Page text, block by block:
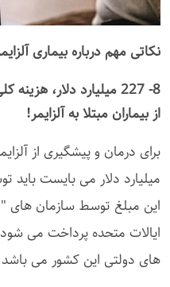
نکاتی مهم درباره بیماری
8- 227 میلیارد دلار،
از بیماران مبتلا به آلزایمر!
میلیارد دلار می بایست باید
های دولتی این کشور می